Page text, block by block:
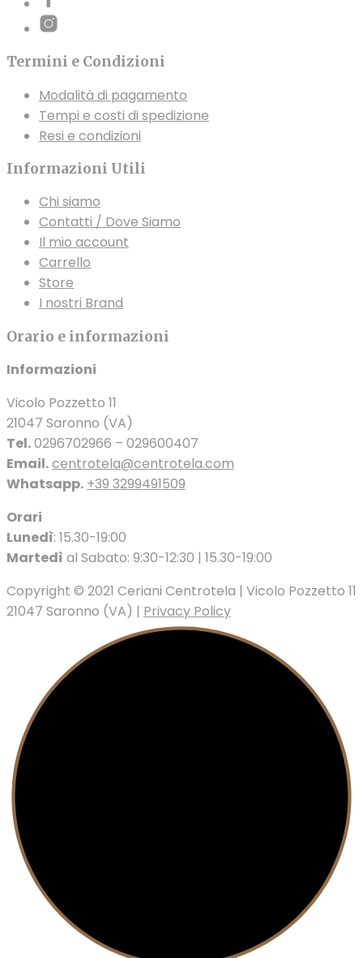
Termini e Condizioni
Modalità di pagamento
Tempi e costi di spedizione
Resi e condizioni
Informazioni Utili
Chi siamo
Contatti / Dove Siamo
Il mio account
Carrello
Store
I nostri Brand
Orario e informazioni
Informazioni
Vicolo Pozzetto 11
21047 Saronno (VA)
Tel.0296702966 – 029600407
Email.centrotela@centrotela.com
Whatsapp. +39 3299491509
Orari
Lunedì: 15.30-19:00
Martedì al Sabato: 9:30-12:30 | 15.30-19:00
Copyright © 2021 Ceriani Centrotela | Vicolo Pozzetto 11
21047 Saronno (VA) | Privacy Policy